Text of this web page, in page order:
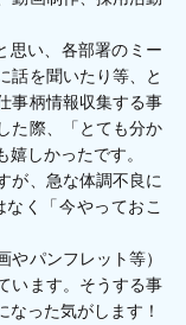
思い、各部署のミー
話を聞いたり等、と
事柄情報収集する事
た際、「とても分か
しかったです。
が、急な体調不良に
く「今やっておこ
やパンフレット等）
います。そうする事
った気がします！